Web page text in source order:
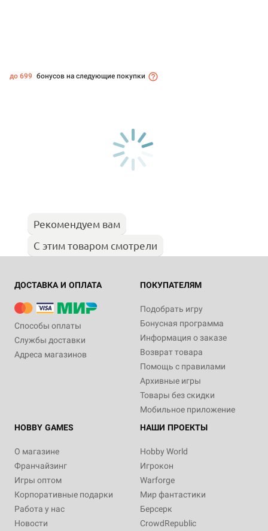
до 699 бонусов на следующие покупки
Рекомендуем вам
С этим товаром смотрели
ДОСТАВКА И ОПЛАТА
Способы оплаты
Службы доставки
Адреса магазинов
ПОКУПАТЕЛЯМ
Подобрать игру
Бонусная программа
Информация о заказе
Возврат товара
Помощь с правилами
Архивные игры
Товары без скидки
Мобильное приложение
HOBBY GAMES
О магазине
Франчайзинг
Игры оптом
Корпоративные подарки
Работа у нас
Новости
НАШИ ПРОЕКТЫ
Hobby World
Игрокон
Warforge
Мир фантастики
Берсерк
CrowdRepublic